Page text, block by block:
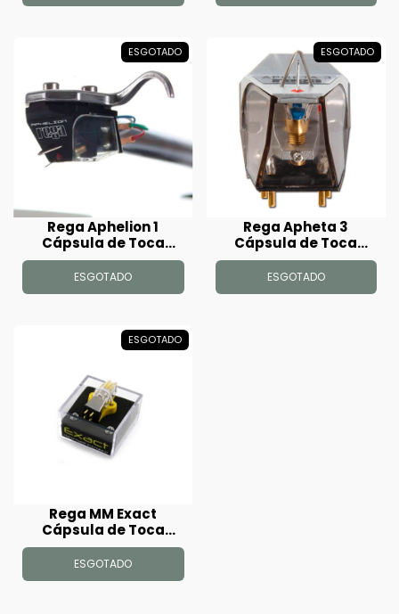
ESGOTADO
Rega Aphelion 1
Cápsula de Toca
Disco
ESGOTADO
ESGOTADO
Rega Apheta 3
Cápsula de Toca
Disco
ESGOTADO
ESGOTADO
Rega MM Exact
Cápsula de Toca
Disco
ESGOTADO